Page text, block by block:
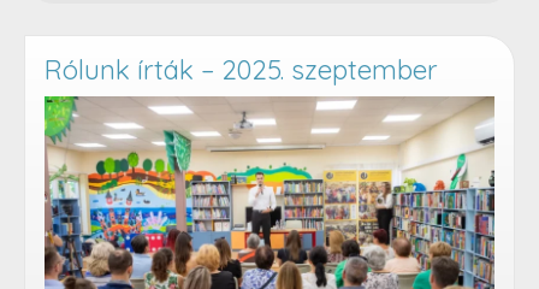
kreatív
családi
foglalkozás
Rólunk írták – 2025. szeptember